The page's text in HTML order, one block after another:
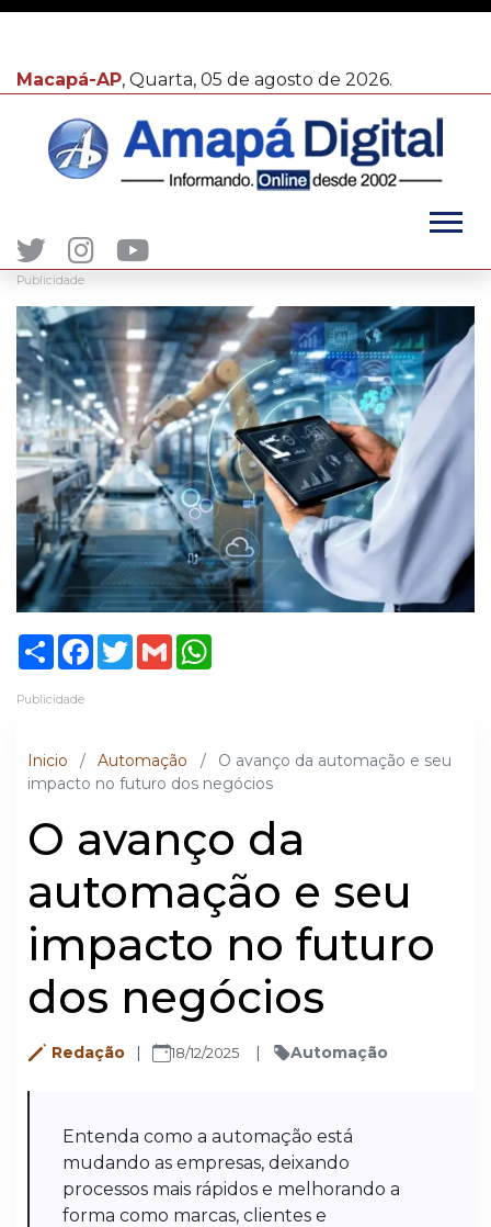
Macapá-AP, Quarta, 05 de agosto de 2026.
Publicidade
ShareFacebook
TwitterGmail
Publicidade
Inicio / Automação /
O avanço da automação e seu
impacto no futuro dos negócios
O avanço da
automação e seu
impacto no futuro
dos negócios
Redação 18/12/2025 Automação
Entenda como a automação está
mudando as empresas, deixando
processos mais rápidos e melhorando a
forma como marcas, clientes e